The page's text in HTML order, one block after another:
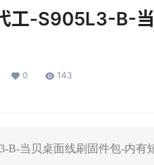
工-S905L3-B-
0 143
B-当贝桌面线刷固件包-内有